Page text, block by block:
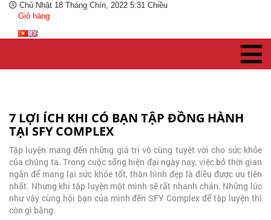
Chủ Nhật 18 Tháng Chín, 2022 5:31 Chiều
Giỏ hàng
7 LỢI ÍCH KHI CÓ BẠN TẬP ĐỒNG HÀNH
TẠI SFY COMPLEX
Tập luyện mang đến những giá trị vô cùng tuyệt vời cho sức khỏe
của chúng ta. Trong cuộc sống hiện đại ngày nay, việc bỏ thời gian
ngắn để mang lại sức khỏe tốt, thân hình đẹp là điều được ưu tiên
nhất. Nhưng khi tập luyện một mình sẽ rất nhanh chán. Những lúc
như vậy cùng hội bạn của mình đến SFY Complex để tập luyện thì
còn gì bằng.